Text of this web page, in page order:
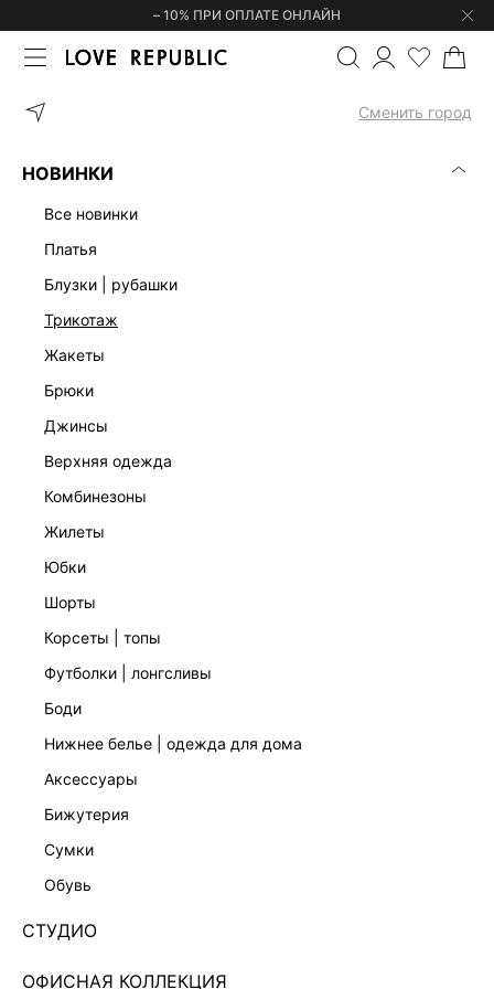
– 10% ПРИ ОПЛАТЕ ОНЛАЙН
Сменить город
НОВИНКИ
все новинки
платья
блузки | рубашки
трикотаж
жакеты
брюки
джинсы
верхняя одежда
комбинезоны
жилеты
юбки
шорты
корсеты | топы
футболки | лонгсливы
боди
нижнее белье | одежда для дома
аксессуары
бижутерия
сумки
обувь
СТУДИО
ОФИСНАЯ КОЛЛЕКЦИЯ
ГЛАВНАЯ ТРИКОТАЖНЫЙ
4254331816-53